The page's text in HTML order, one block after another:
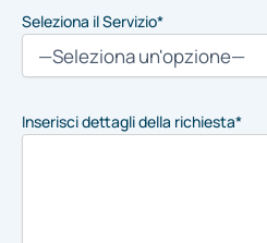
Seleziona il Servizio*
Inserisci dettagli della richiesta*